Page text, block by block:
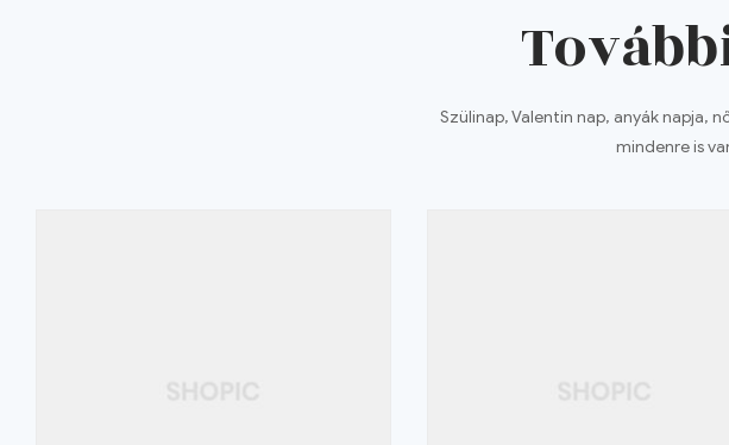
Szülinap, Valentin nap, anyák napja,
mindenre is